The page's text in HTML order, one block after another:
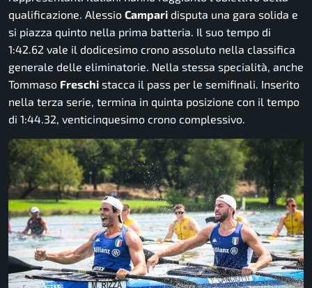
qualificazione. Alessio Campari disputa una gara solida e
si piazza quinto nella prima batteria. Il suo tempo di
1:42.62 vale il dodicesimo crono assoluto nella classifica
generale delle eliminatorie. Nella stessa specialità, anche
Tommaso Freschi stacca il pass per le semifinali. Inserito
nella terza serie, termina in quinta posizione con il tempo
di 1:44.32, venticinquesimo crono complessivo.